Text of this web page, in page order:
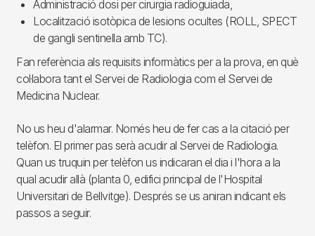
Administració dosi per cirurgia radioguiada,
Localització isotòpica de lesions ocultes (ROLL, SPECT
de gangli sentinella amb TC).
Fan referència als requisits informàtics per a la prova, en què
col·labora tant el Servei de Radiologia com el Servei de
Medicina Nuclear.
No us heu d'alarmar. Només heu de fer cas a la citació per
telèfon. El primer pas serà acudir al Servei de Radiologia.
Quan us truquin per telèfon us indicaran el dia i l'hora a la
qual acudir allà (planta 0, edifici principal de l'Hospital
Universitari de Bellvitge). Després se us aniran indicant els
passos a seguir.